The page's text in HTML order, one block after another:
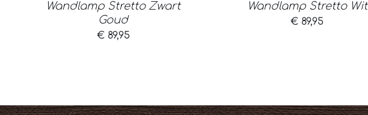
Wandlamp Stretto Zwart
Goud
€89,95
Wandlamp Stretto Wit
€ 89,95